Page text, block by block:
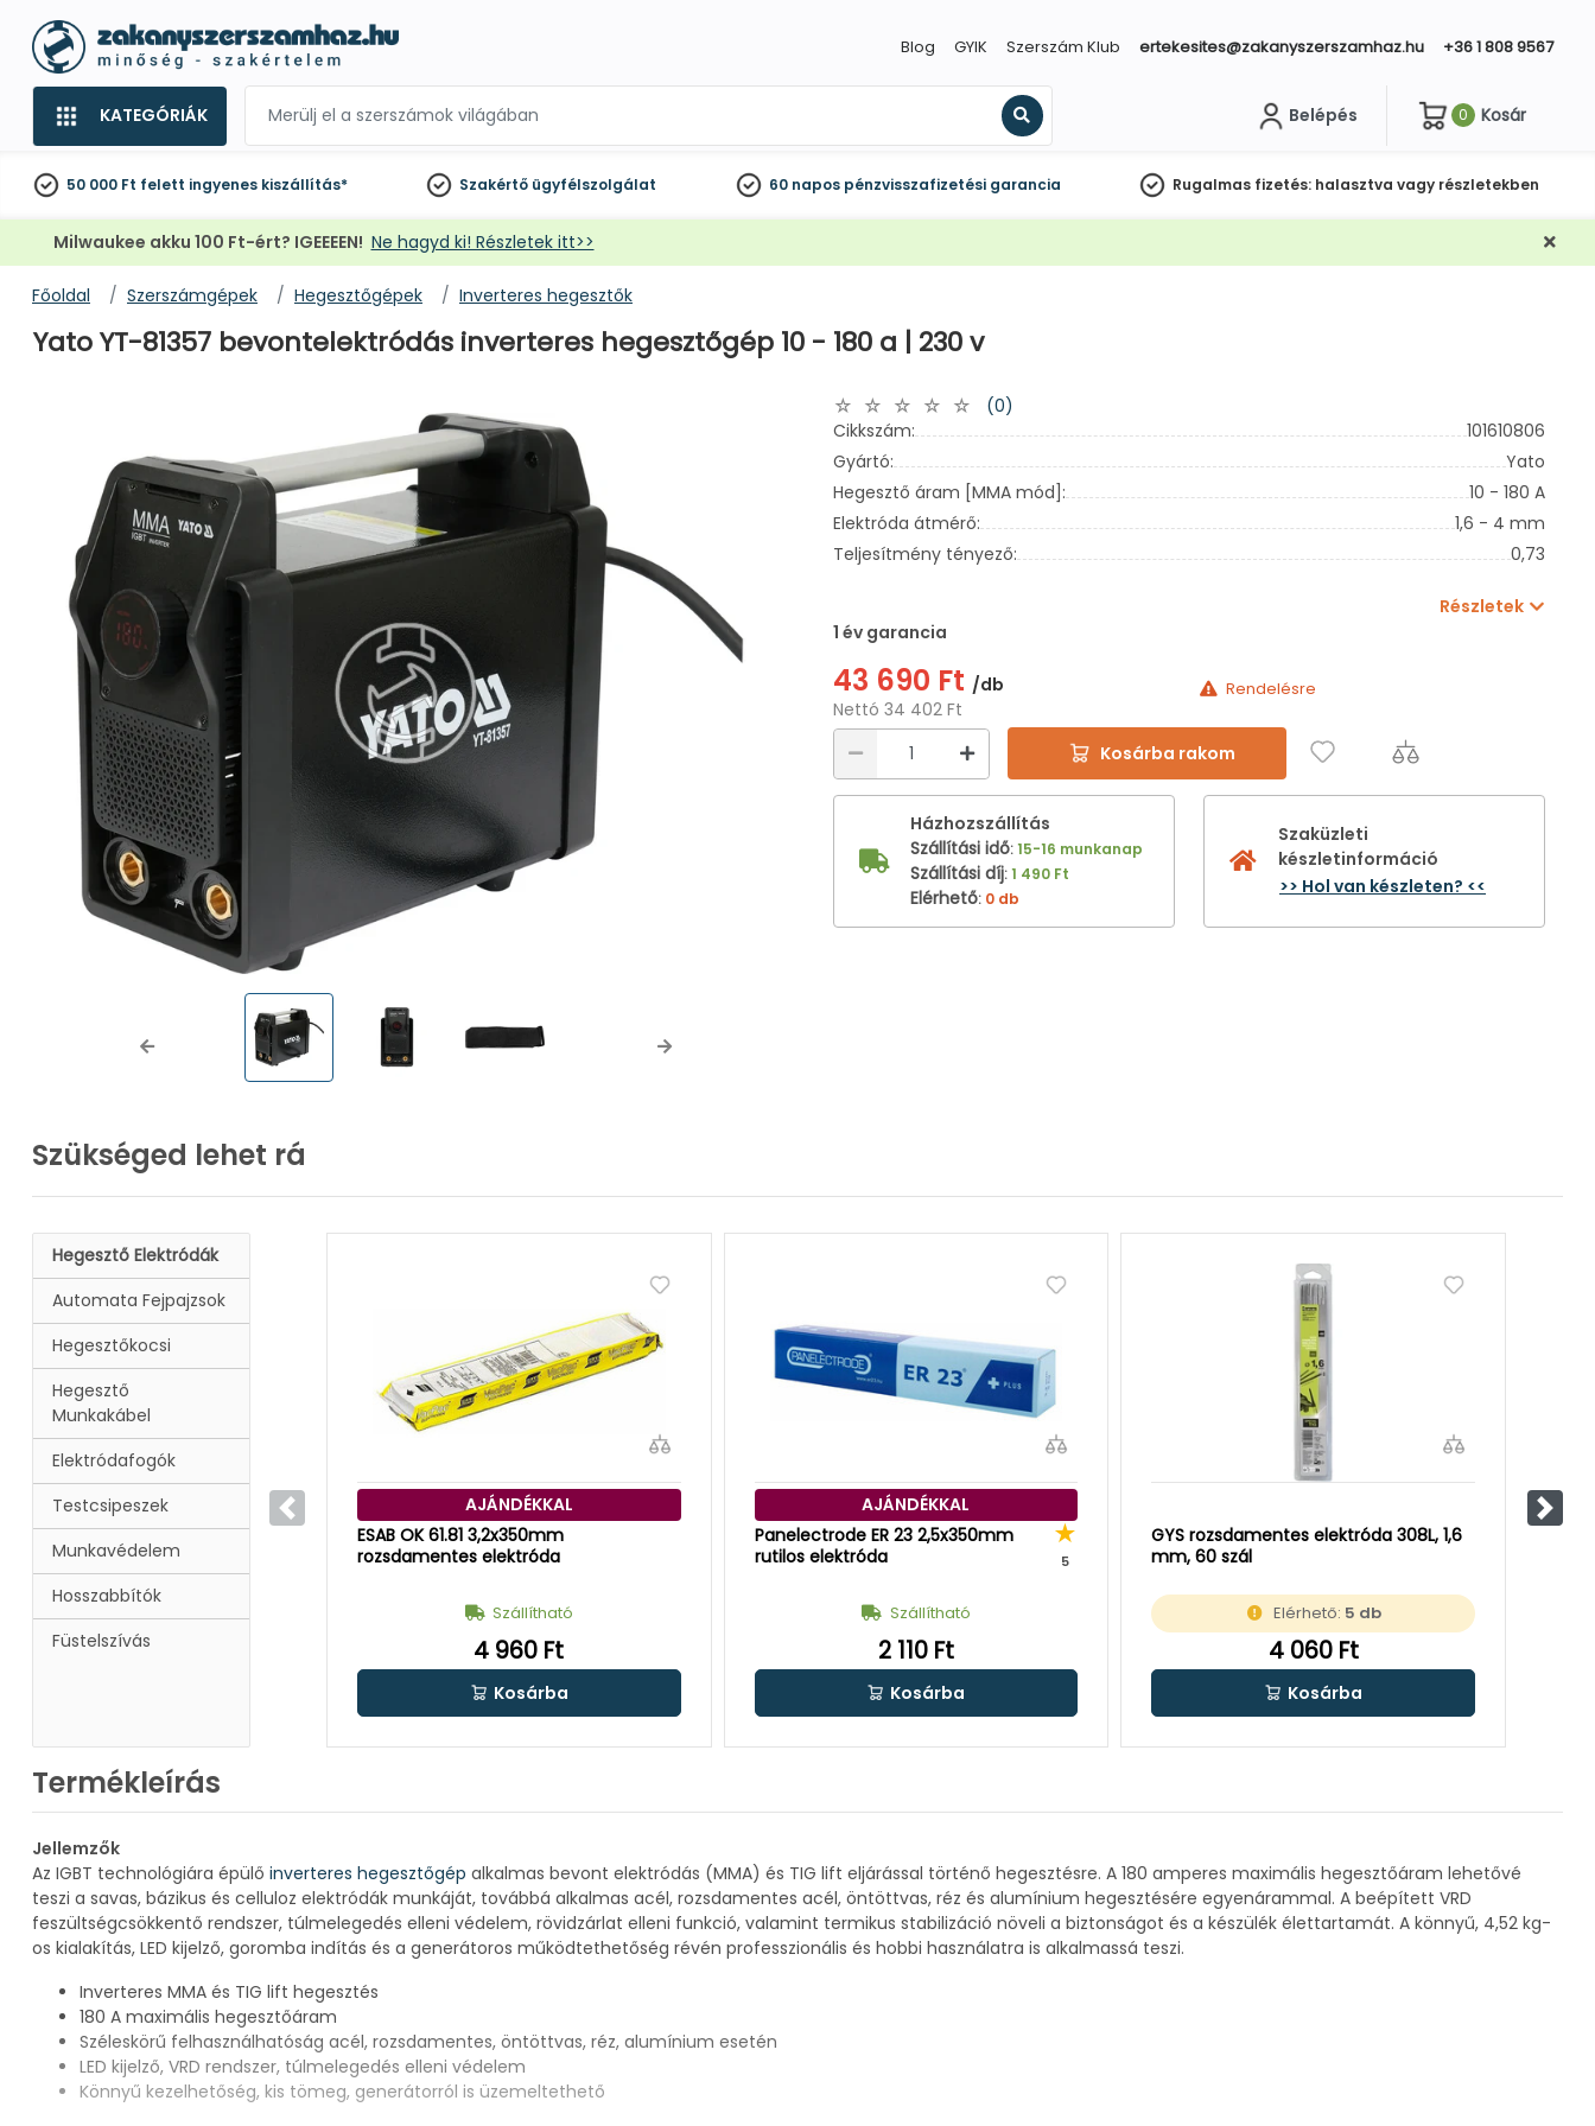
Blog GYIK Szerszám Klub ertekesites@zakanyszerszamhaz.hu +36 1 808 9567
KATEGÓRIÁK
Keresés
Belépés 0 Kosár
50 000 Ft felett ingyenes kiszállítás* Szakértő ügyfélszolgálat 60 napos pénzvisszafizetési garancia Rugalmas fizetés: halasztva vagy részletekben
Milwaukee akku 100 Ft-ért? IGEEEEN! Ne hagyd ki! Részletek itt>>
Főoldal Szerszámgépek Hegesztőgépek Inverteres hegesztők
Yato YT-81357 bevontelektródás inverteres hegesztőgép 10 - 180 a | 230 v
Previous Next
(0)
Cikkszám:
101610806
Gyártó:
Yato
Hegesztő áram [MMA mód]:
10 - 180 A
Elektróda átmérő:
1,6 - 4 mm
Teljesítmény tényező:
0,73
Részletek
1 év garancia
43 690 Ft /db
Nettó 34 402 Ft
Rendelésre
Kosárba rakom
Házhozszállítás
Szállítási idő:15-16 munkanap
Szállítási díj:1 490 Ft
Elérhető: 0 db
Szaküzleti
készletinformáció
>> Hol van készleten? <<
Szükséged lehet rá
Hegesztő Elektródák
Automata Fejpajzsok
Hegesztőkocsi
Hegesztő
Munkakábel
Elektródafogók
Testcsipeszek
Munkavédelem
Hosszabbítók
Füstelszívás
Előző
AJÁNDÉKKAL
ESAB OK 61.81 3,2x350mm
rozsdamentes elektróda
Szállítható
4 960 Ft
Kosárba
AJÁNDÉKKAL
Panelectrode ER 23 2,5x350mm
rutilos elektróda
5
Szállítható
2 110 Ft
Kosárba
GYS rozsdamentes elektróda 308L, 1,6
mm, 60 szál
Elérhető: 5 db
4 060 Ft
Kosárba
Termékleírás
Jellemzők
Az IGBT technológiára épülő inverteres hegesztőgép alkalmas bevont elektródás (MMA) és TIG lift eljárással történő hegesztésre. A 180 amperes maximális hegesztőáram lehetővé
teszi a savas, bázikus és celluloz elektródák munkáját, továbbá alkalmas acél, rozsdamentes acél, öntöttvas, réz és alumínium hegesztésére egyenárammal. A beépített VRD
feszültségcsökkentő rendszer, túlmelegedés elleni védelem, rövidzárlat elleni funkció, valamint termikus stabilizáció növeli a biztonságot és a készülék élettartamát. A könnyű, 4,52 kg-
os kialakítás, LED kijelző, goromba indítás és a generátoros működtethetőség révén professzionális és hobbi használatra is alkalmassá teszi.
Inverteres MMA és TIG lift hegesztés
180 A maximális hegesztőáram
Széleskörű felhasználhatóság acél, rozsdamentes, öntöttvas, réz, alumínium esetén
LED kijelző, VRD rendszer, túlmelegedés elleni védelem
Könnyű kezelhetőség, kis tömeg, generátorról is üzemeltethető